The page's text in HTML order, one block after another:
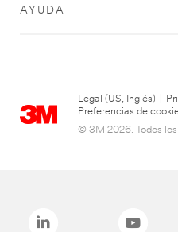
AYUDA
Legal (US, Inglés)
Preferencias de
© 3M 2026. Todos los